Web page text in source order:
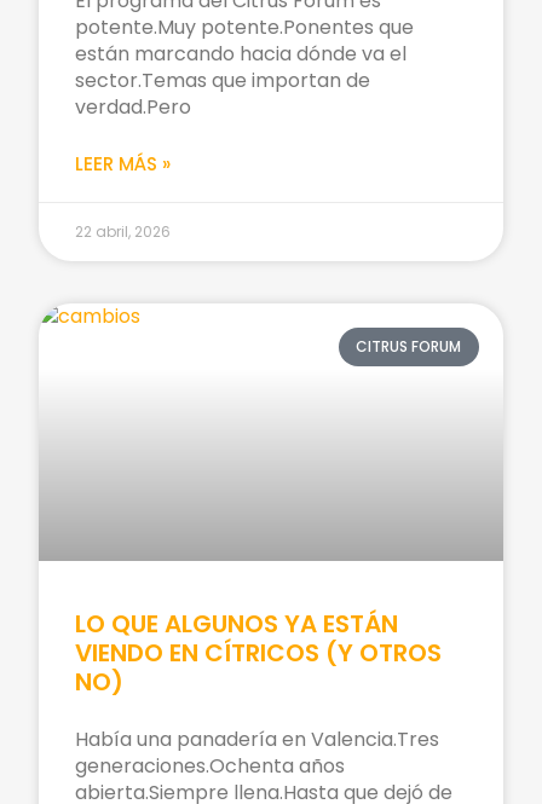
potente.Muy potente.Ponentes que
están marcando hacia dónde va el
sector.Temas que importan de
verdad.Pero
LEER MÁS »
22 abril, 2026
CITRUS FORUM
LO QUE ALGUNOS YA ESTÁN
VIENDO EN CÍTRICOS (Y OTROS
NO)
Había una panadería en Valencia.Tres
generaciones.Ochenta años
abierta.Siempre llena.Hasta que dejó de